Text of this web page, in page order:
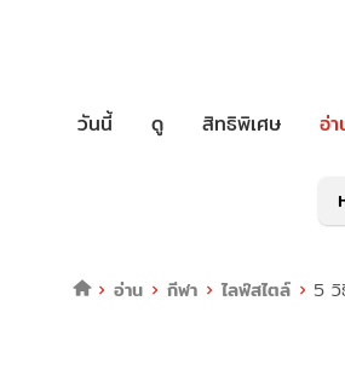
วันนี้ ดู สิทธิพิเศษ อ่า
อ่าน กีฬา ไลฟ์สไตล์ 5 วิ